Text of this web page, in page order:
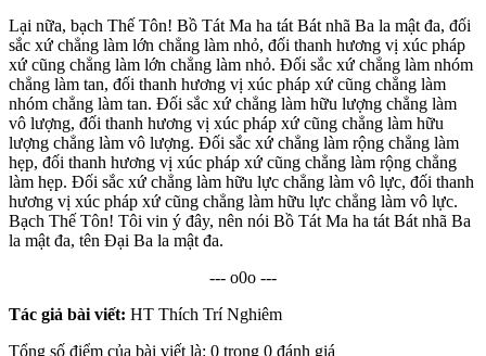
Lại nữa, bạch Thế Tôn! Bồ Tát Ma ha tát Bát nhã Ba la mật đa, đối
sắc xứ chẳng làm lớn chẳng làm nhỏ, đối thanh hương vị xúc pháp
xứ cũng chẳng làm lớn chẳng làm nhỏ. Ðối sắc xứ chẳng làm nhóm
chẳng làm tan, đối thanh hương vị xúc pháp xứ cũng chẳng làm
nhóm chẳng làm tan. Ðối sắc xứ chẳng làm hữu lượng chẳng làm
vô lượng, đối thanh hương vị xúc pháp xứ cũng chẳng làm hữu
lượng chẳng làm vô lượng. Ðối sắc xứ chẳng làm rộng chẳng làm
hẹp, đối thanh hương vị xúc pháp xứ cũng chẳng làm rộng chẳng
làm hẹp. Ðối sắc xứ chẳng làm hữu lực chẳng làm vô lực, đối thanh
hương vị xúc pháp xứ cũng chẳng làm hữu lực chẳng làm vô lực.
Bạch Thế Tôn! Tôi vin ý đây, nên nói Bồ Tát Ma ha tát Bát nhã Ba
la mật đa, tên Ðại Ba la mật đa.
--- o0o ---
Tác giả bài viết: HT Thích Trí Nghiêm
Tổng số điểm của bài viết là: 0 trong 0 đánh giá